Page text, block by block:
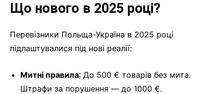
Що нового в 2025 році?
Перевізники Польща-Україна в 2025 році
підлаштувалися під нові реалії:
Митні правила: До 500 € товарів без мита.
Штрафи за порушення — до 1000 €.